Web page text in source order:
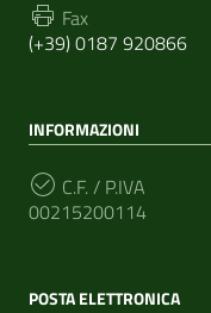
Fax
(+39) 0187 920866
INFORMAZIONI
C.F. / P.IVA
00215200114
POSTA ELETTRONICA